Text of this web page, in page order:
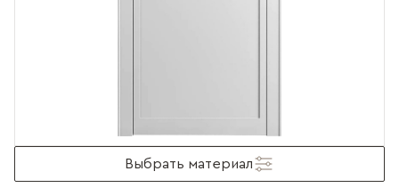
Выбрать материал